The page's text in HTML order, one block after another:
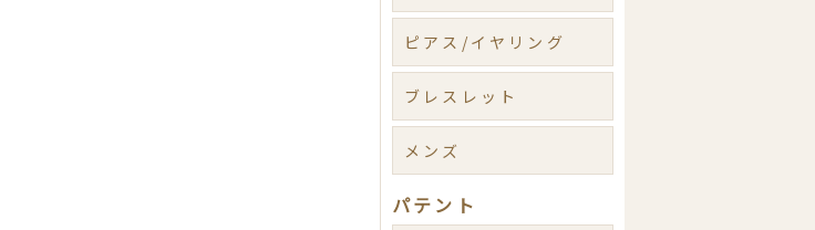
ピアス/イヤリング
ブレスレット
メンズ
パテント